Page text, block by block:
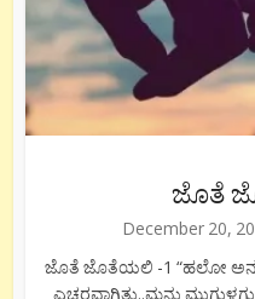
ಜೊತೆ
December 20,
ಜೊತೆ ಜೊತೆಯಲಿ -1 “ಹಲೋ
ಎಚ್ಚರವಾಗಿತ್ತು..ಮನು